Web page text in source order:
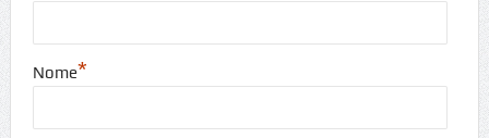
Nome*